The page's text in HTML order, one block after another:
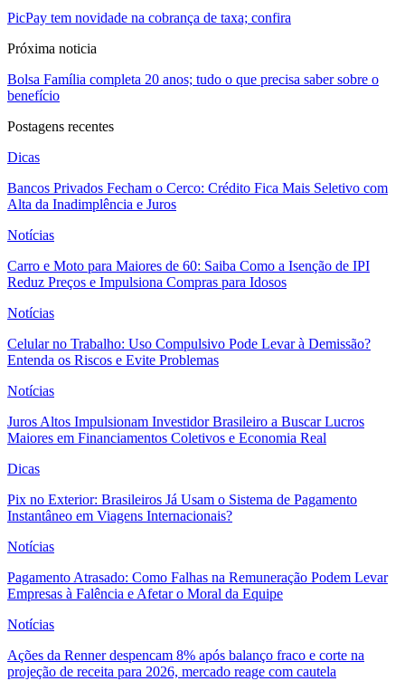
PicPay tem novidade na cobrança de taxa; confira
Próxima noticia
Bolsa Família completa 20 anos; tudo o que precisa saber sobre o
benefício
Postagens recentes
Dicas
Bancos Privados Fecham o Cerco: Crédito Fica Mais Seletivo com
Alta da Inadimplência e Juros
Notícias
Carro e Moto para Maiores de 60: Saiba Como a Isenção de IPI
Reduz Preços e Impulsiona Compras para Idosos
Notícias
Celular no Trabalho: Uso Compulsivo Pode Levar à Demissão?
Entenda os Riscos e Evite Problemas
Notícias
Juros Altos Impulsionam Investidor Brasileiro a Buscar Lucros
Maiores em Financiamentos Coletivos e Economia Real
Dicas
Pix no Exterior: Brasileiros Já Usam o Sistema de Pagamento
Instantâneo em Viagens Internacionais?
Notícias
Pagamento Atrasado: Como Falhas na Remuneração Podem Levar
Empresas à Falência e Afetar o Moral da Equipe
Notícias
Ações da Renner despencam 8% após balanço fraco e corte na
projeção de receita para 2026, mercado reage com cautela